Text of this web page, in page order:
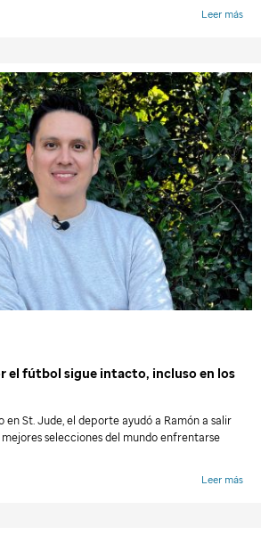
el fútbol sigue intacto, incluso en los
enSt. Jude, el deporte ayudó a Ramón a salir
selecciones del mundo enfrentarse